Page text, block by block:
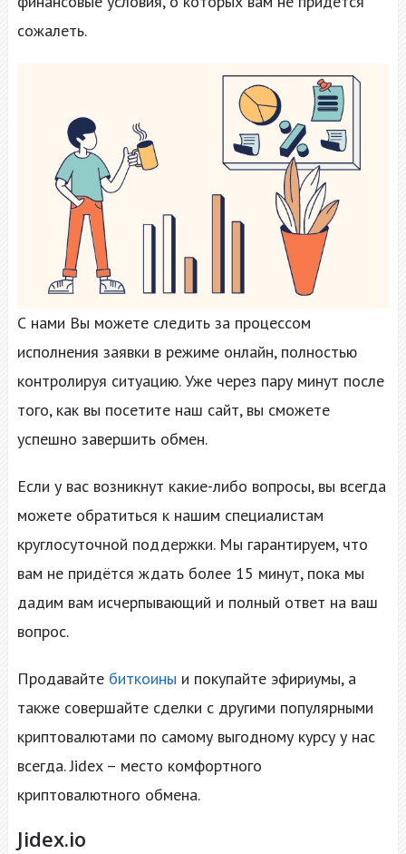
сожалеть.
С нами Вы можете следить за процессом
исполнения заявки в режиме онлайн, полностью
контролируя ситуацию. Уже через пару минут после
того, как вы посетите наш сайт, вы сможете
успешно завершить обмен.
Если у вас возникнут какие-либо вопросы, вы всегда
можете обратиться к нашим специалистам
круглосуточной поддержки. Мы гарантируем, что
вам не придётся ждать более 15 минут, пока мы
дадим вам исчерпывающий и полный ответ на ваш
вопрос.
Продавайте биткоины и покупайте эфириумы, а
также совершайте сделки с другими популярными
криптовалютами по самому выгодному курсу у нас
всегда. Jidex – место комфортного
криптовалютного обмена.
Jidex.io